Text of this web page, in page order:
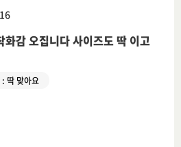
화감 오집니다 사이즈도 딱 이고
: 딱 맞아요